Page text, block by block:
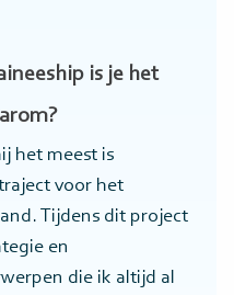
is je het
het meest is
voor het
Tijdens dit project
en
die ik altijd al